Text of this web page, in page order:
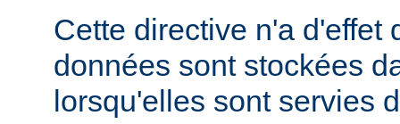
Cette directive n'a d'effet
données sont stockées
lorsqu'elles sont servies